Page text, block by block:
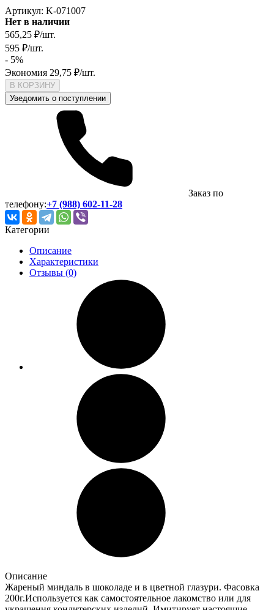
Артикул: K-071007
Нет в наличии
565,25 ₽/шт.
595 ₽/шт.
- 5%
Экономия 29,75 ₽/шт.
В КОРЗИНУ
Уведомить о поступлении
Заказ по
телефону:+7 (988) 602-11-28
Категории
Описание
Характеристики
Отзывы (0)
Описание
Жареный миндаль в шоколаде и в цветной глазури. Фасовка
200г.Используется как самостоятельное лакомство или для